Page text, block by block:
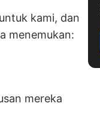
kami, dan
menemukan:
mereka